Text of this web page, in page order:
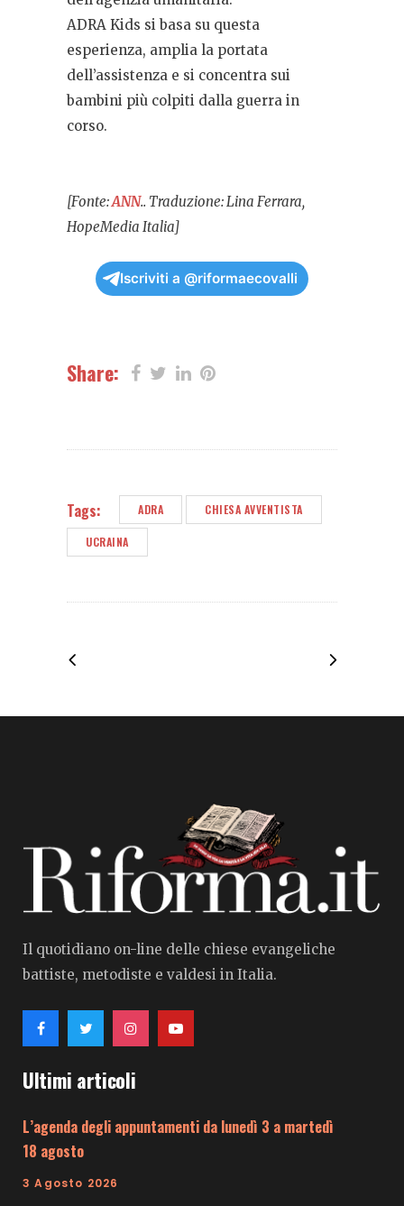
ADRA Kids si basa su questa
esperienza, amplia la portata
dell’assistenza e si concentra sui
bambini più colpiti dalla guerra in
corso.
[Fonte:ANN.. Traduzione: Lina Ferrara,
HopeMedia Italia]
Iscriviti a @riformaecovalli
Share:
Tags: ADRA CHIESA AVVENTISTA
UCRAINA
Il quotidiano on-line delle chiese evangeliche
battiste, metodiste e valdesi in Italia.
Ultimi articoli
L’agenda degli appuntamenti da lunedì 3 a martedì
18 agosto
3 Agosto 2026